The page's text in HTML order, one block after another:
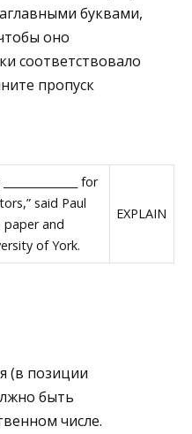
буквами,
оно
соответствовало
пропуск
for
said Paul
paper and
of York.
EXPLAIN
(в позиции
быть
числе.